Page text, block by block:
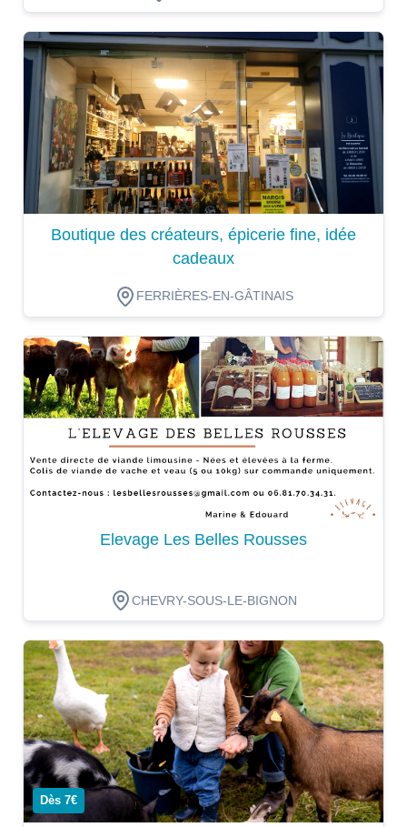
Dégustation
Boutique des créateurs, épicerie fine, idée
cadeaux
FERRIÈRES-EN-GÂTINAIS
Dégustation
Elevage Les Belles Rousses
CHEVRY-SOUS-LE-BIGNON
Dégustation
Dès 7€